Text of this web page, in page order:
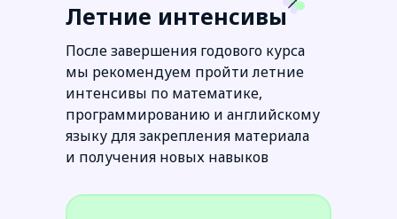
После завершения годового курса
мы рекомендуем пройти летние
интенсивы по математике,
программированию и английскому
языку для закрепления материала
и получения новых навыков
Летние интенсивы